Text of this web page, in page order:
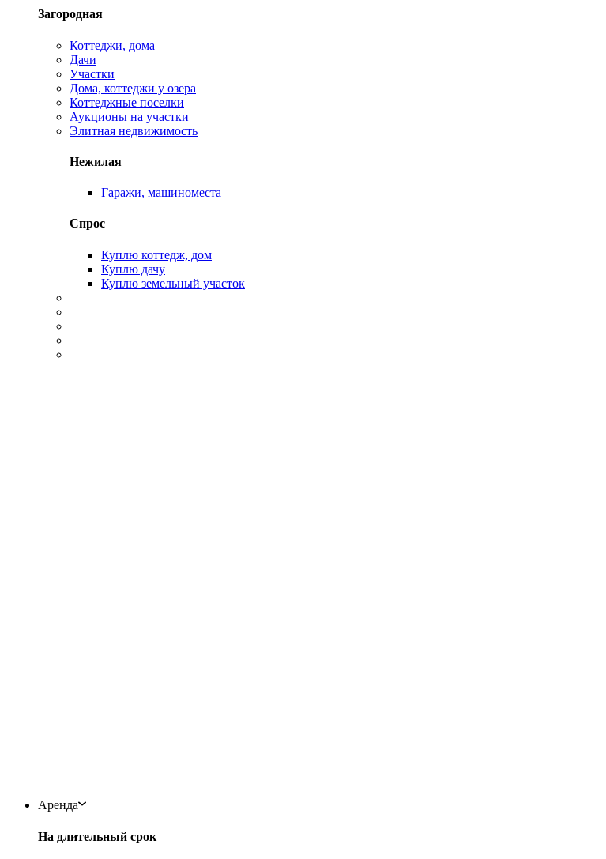
Загородная
Коттеджи, дома
Дачи
Участки
Дома, коттеджи у озера
Коттеджные поселки
Аукционы на участки
Элитная недвижимость
Нежилая
Гаражи, машиноместа
Спрос
Куплю коттедж, дом
Куплю дачу
Куплю земельный участок
Аренда
На длительный срок